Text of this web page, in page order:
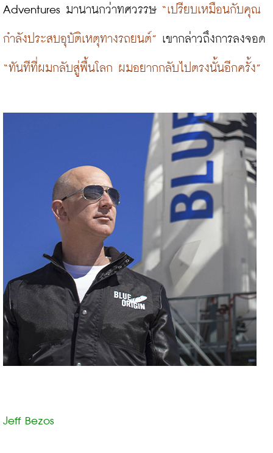
Adventures มานานกว่าทศวรรษ “เปรียบเหมือนกับคุณ
กำลังประสบอุบัติเหตุทางรถยนต์”
“ทันทีที่ผมกลับสู่พื้นโลก ผมอยากกลับไปตรงนั้นอีกครั้ง”
Jeff Bezos